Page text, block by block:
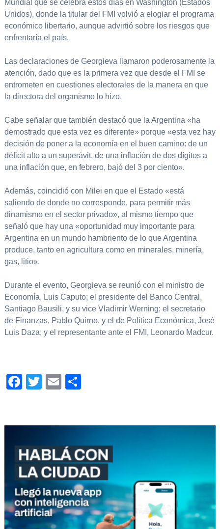
Mundial que se celebra estos días en Washington (Estados
Unidos), donde la titular del FMI volvió a elogiar el programa
económico libertario, aunque advirtió sobre los riesgos que
enfrentaría el país.
Las declaraciones de Georgieva llamaron poderosamente la
atención, dado que es la primera vez que desde el FMI se
entrometen en cuestiones electorales de la manera en que
la directora del organismo lo hizo.
Cabe señalar que también destacó que la Argentina «ha
demostrado que esta vez es diferente» porque «esta vez hay
decisión de poner a la economía en el buen camino: de un
déficit alto a un superávit, de una inflación de dos dígitos a
una inflación que, en febrero, bajó del 3 por ciento».
Además, coincidió con Milei en que el Estado «está
saliendo de donde no corresponde, para permitir más
dinamismo en el sector privado», al mismo tiempo que
señaló que hay una «oportunidad muy importante para
Argentina en un mundo hambriento de lo que Argentina
produce, tanto en agricultura como en minerales, minería,
gas, litio».
Durante el evento, Georgieva se reunió con el ministro de
Economía, Luis Caputo; el presidente del Banco Central,
Santiago Bausili, y su vice Vladimir Werning; el secretario
de Finanzas, Pablo Quirno, y el de Política Económica, José
Luis Daza; y el representante ante el FMI, Leonardo Madcur.
Facebook
TwitterEmail